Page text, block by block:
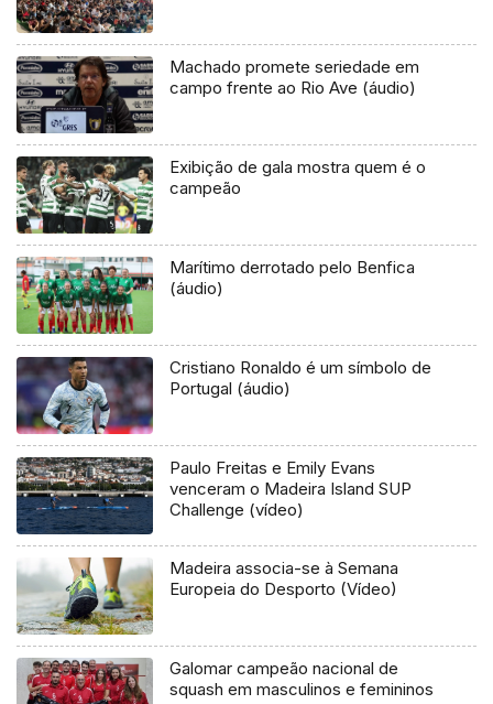
Machado promete seriedade em
campo frente ao Rio Ave (áudio)
Exibição de gala mostra quem é o
campeão
Marítimo derrotado pelo Benfica
(áudio)
Cristiano Ronaldo é um símbolo de
Portugal (áudio)
Paulo Freitas e Emily Evans
venceram o Madeira Island SUP
Challenge (vídeo)
Madeira associa-se à Semana
Europeia do Desporto (Vídeo)
Galomar campeão nacional de
squash em masculinos e femininos